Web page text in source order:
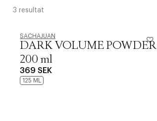
3 resultat
SACHAJUAN
DARK VOLUME POWDER
200 ml
369 SEK
125 ML